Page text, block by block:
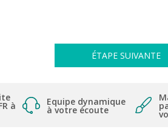
ÉTAPE SUIVANTE
à Equipe dynamique
à votre écoute